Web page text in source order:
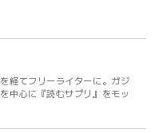
経てフリーライターに。ガジ
中心に『読むサプリ』をモッ